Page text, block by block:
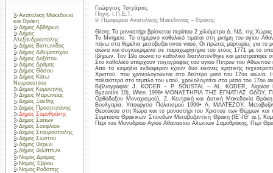
Ανατολική Μακεδονία
και Θράκη
Δήμος Αβδήρων
Δήμος
Αλεξανδρούπολης
Δήμος Βιστωνίδος
Δήμος Διδυμοτείχου
Δήμος Δοξάτου
Δήμος Δράμας
Δήμος Θάσου
Δήμος Κάτω
Νευροκοπίου
Δήμος Κομοτηνής
Δήμος Μαρωνείας
Δήμος Ξάνθης
Δήμος Προσοτσάνης
Δήμος Σαμοθράκης
Δήμος Σαπών
Δήμος Σουφλίου
Δήμος Σταυρούπολης
Δήμος Σώστου
Δήμος Φερών
Δήμος Φιλίππων
Νομός Δράμας
Νομός Έβρου
Νομός Ροδόπης
Γεώργιος Τσιγάρας
Πηγή: Ι.Π.Ε.Τ.
© Περιφέρεια Ανατολικής Μακεδονίας – Θράκης
Θέση: Το μοναστήρι βρίσκεται περίπου 2 χιλιόμετρα Δ.-ΝΔ. της
Το Μνημείο: Το σημερινό καθολικό τιμάται στη μνήμη του αγίου
πάνω στα θεμέλια μεσοβυζαντινού ναού. Οι πρώτες μαρτυρίες για το
αιώνα και συγκεκριμένα σε παραχωρητήριο του έτους 1771 με το
Ιβήρων. Τον 19ο αιώνα το καθολικό διαπλατύνθηκε και μετατράπηκε
Στο καθολικό υπάρχουν τοιχογραφίες του αγίου Πέτρου του
Από τα κειμήλια ενδιαφέρον έχουν δύο εικόνες κρητικής
Χριστού, που χρονολογούνται στο δεύτερο μισό του 17ου αιώνα.
παλαιότερα στο τέμπλο του ναού, χρονολογείται στα μέσα του 17ου
Βιβλιογραφία: J. KODER – P. SOUSTAL – AL. KODER,
Byzantini 10), Wien 1998• ΜΟΝΑΣΤΗΡΙΑ ΤΗΣ ΕΓΝΑΤΙΑΣ ΟΔΟΥ,
Ορθόδοξου Μοναχισμού), 2, Κεντρική και Δυτική Μακεδονία
Βουλγαρία, Υπουργείο Πολιτισμού 1999• Α. ΜΑΛΤΕΖΟΥ,
Θεοτόκου στη Χώρα και το μοναστήρι του Χριστού των Θέρμων και
Συμπόσιο Θρακικών Σπυοδών Μεταβυζαντινή Θράκη (ΙΕ’-ΙΘ’ αι.),
Περί του Μονυδρίου Αγίου Αθανασίου Αλωνίων Σαμοθράκης, Περί